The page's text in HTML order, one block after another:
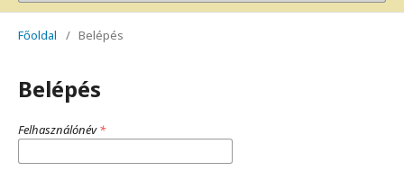
Főoldal / Belépés
Belépés
Felhasználónév*